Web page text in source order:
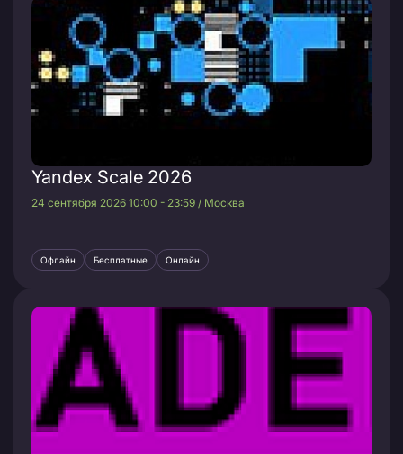
Yandex Scale 2026
24 сентября 2026 10:00 - 23:59 / Москва
Офлайн Бесплатные Онлайн